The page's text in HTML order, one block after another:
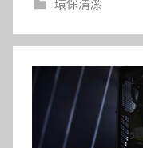
環保清潔